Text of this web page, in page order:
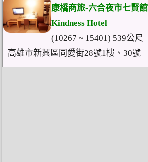
康橋商旅-六合夜市七賢館
Kindness Hotel
(10267 ~ 15401) 539公尺
高雄市新興區同愛街28號1樓、30號